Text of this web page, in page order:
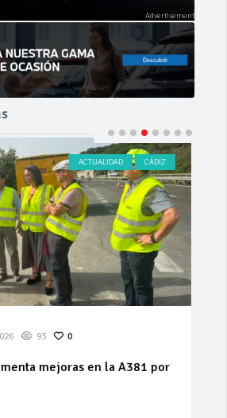
NOVEDADES PRUEBAS
1.22k
Duster Hybrid 155 Journey:
sorprende por su